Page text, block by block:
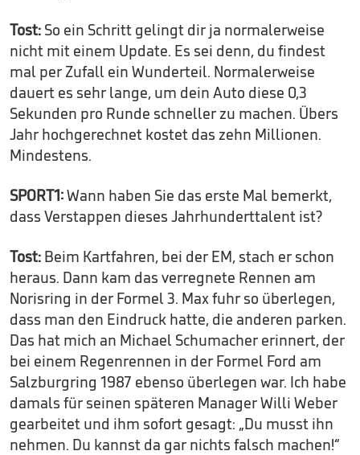
Tost: So ein Schritt gelingt dir ja normalerweise
nicht mit einem Update. Es sei denn, du findest
mal per Zufall ein Wunderteil. Normalerweise
dauert es sehr lange, um dein Auto diese 0,3
Sekunden pro Runde schneller zu machen. Übers
Jahr hochgerechnet kostet das zehn Millionen.
Mindestens.
SPORT1:Wann haben Sie das erste Mal bemerkt,
dass Verstappen dieses Jahrhunderttalent ist?
Tost: Beim Kartfahren, bei der EM, stach er schon
heraus. Dann kam das verregnete Rennen am
Norisring in der Formel 3. Max fuhr so überlegen,
dass man den Eindruck hatte, die anderen parken.
Das hat mich an Michael Schumacher erinnert, der
bei einem Regenrennen in der Formel Ford am
Salzburgring 1987 ebenso überlegen war. Ich habe
damals für seinen späteren Manager Willi Weber
gearbeitet und ihm sofort gesagt: „Du musst ihn
nehmen. Du kannst da gar nichts falsch machen!“